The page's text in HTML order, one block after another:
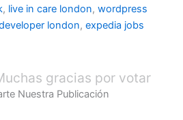
, live in care london, wordpress
london, expedia jobs
gracias por votar
Nuestra Publicación